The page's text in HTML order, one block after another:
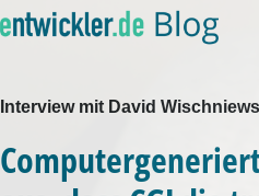
Interview mit David